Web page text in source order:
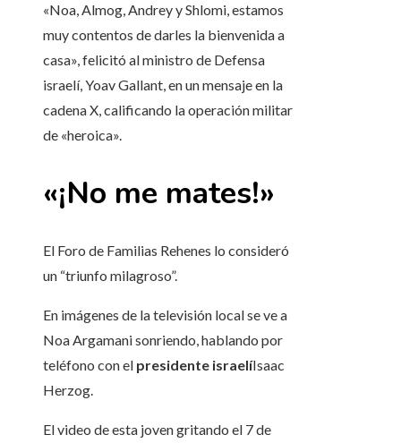
«Noa, Almog, Andrey y Shlomi, estamos
muy contentos de darles la bienvenida a
casa», felicitó al ministro de Defensa
israelí, Yoav Gallant, en un mensaje en la
cadena X, calificando la operación militar
de «heroica».
«¡No me mates!»
El Foro de Familias Rehenes lo consideró
un “triunfo milagroso”.
En imágenes de la televisión local se ve a
Noa Argamani sonriendo, hablando por
teléfono con el presidente israelíIsaac
Herzog.
El video de esta joven gritando el 7 de